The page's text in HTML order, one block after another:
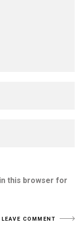
this browser for